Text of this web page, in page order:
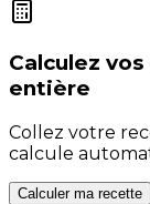
Calculez vos
entière
Collez votre
calcule
Calculer ma recette